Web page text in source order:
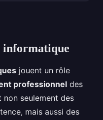
informatique
jouent un rôle
professionnel des
non seulement des
mais aussi des